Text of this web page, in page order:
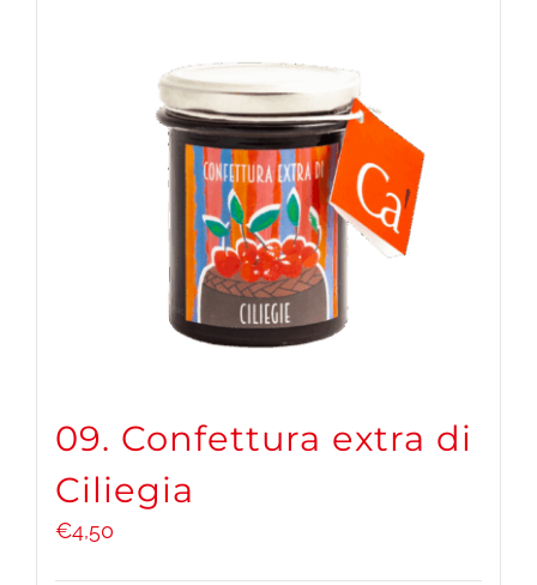
09. Confettura extra di
Ciliegia
€4,50